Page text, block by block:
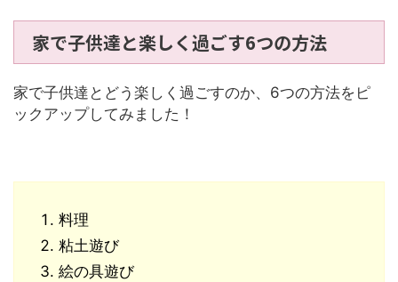
家で子供達と楽しく過ごす6つの方法
家で子供達とどう楽しく過ごすのか、6つの方法をピ
ックアップしてみました！
料理
粘土遊び
絵の具遊び